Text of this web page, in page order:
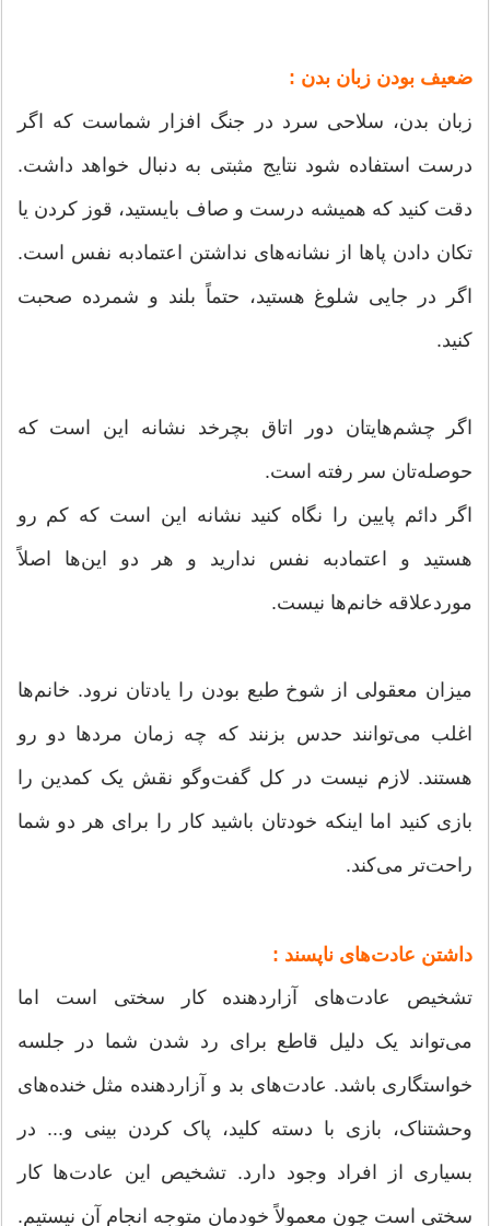
ضعیف بودن زبان بدن :
زبان بدن، سلاحی سرد در جنگ افزار شماست که اگر
درست استفاده شود نتایج مثبتی به دنبال خواهد داشت.
دقت کنید که همیشه درست و صاف بایستید، قوز کردن یا
تکان دادن پا‌ها از نشانه‌های نداشتن اعتمادبه نفس است.
اگر در جایی شلوغ هستید، حتماً بلند و شمرده صحبت
کنید.
اگر چشم‌هایتان دور اتاق بچرخد نشانه این است که
حوصله‌تان سر رفته است.
اگر دائم پایین را نگاه کنید نشانه این است که کم رو
هستید و اعتمادبه نفس ندارید و هر دو این‌ها اصلاً
موردعلاقه خانم‌ها نیست.
میزان معقولی از شوخ طبع بودن را یادتان نرود. خانم‌ها
اغلب می‌توانند حدس بزنند که چه زمان مرد‌ها دو رو
هستند. لازم نیست در کل گفت‌و‌گو نقش یک کمدین را
بازی کنید اما اینکه خودتان باشید کار را برای هر دو شما
راحت‌تر می‌کند.
داشتن عادت‌های ناپسند :
تشخیص عادت‌های آزاردهنده کار سختی است اما
می‌تواند یک دلیل قاطع برای رد شدن شما در جلسه
خواستگاری باشد. عادت‌های بد و آزاردهنده مثل خنده‌های
وحشتناک، بازی با دسته کلید، پاک کردن بینی و... در
بسیاری از افراد وجود دارد. تشخیص این عادت‌ها کار
سختی است چون معمولاً خودمان متوجه انجام آن نیستیم.